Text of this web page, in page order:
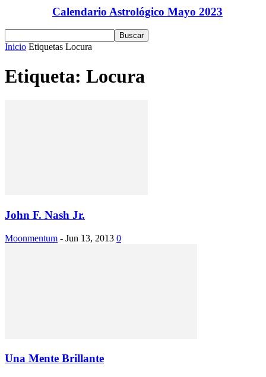
Calendario Astrológico Mayo 2023
Inicio Etiquetas Locura
Etiqueta: Locura
John F. Nash Jr.
Moonmentum - Jun 13, 2013 0
Una Mente Brillante